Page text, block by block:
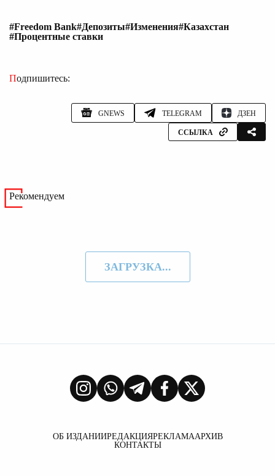
#Freedom Bank#Депозиты#Изменения#Казахстан
#Процентные ставки
Подпишитесь:
GNEWS TELEGRAM ДЗЕН
ССЫЛКА
Рекомендуем
ЗАГРУЗКА...
ОБ ИЗДАНИИРЕДАКЦИЯРЕКЛАМААРХИВ
КОНТАКТЫ